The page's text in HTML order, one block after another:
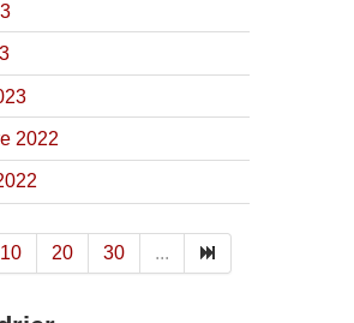
2022
10 20 30 ...